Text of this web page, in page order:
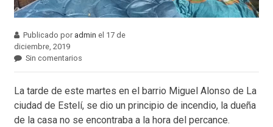
Publicado por admin el 17 de
diciembre, 2019
Sin comentarios
La tarde de este martes en el barrio Miguel Alonso de La
ciudad de Estelí, se dio un principio de incendio, la dueña
de la casa no se encontraba a la hora del percance.